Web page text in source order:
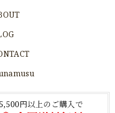
5,500円以上のご購入で